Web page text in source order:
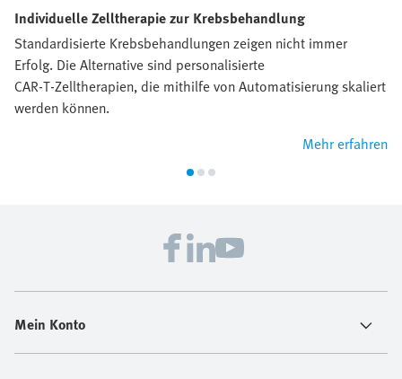
Individuelle Zelltherapie zur Krebsbehandlung
Standardisierte Krebsbehandlungen zeigen nicht immer
Erfolg. Die Alternative sind personalisierte
CAR‑T‑Zelltherapien, die mithilfe von Automatisierung skaliert
werden können.
Mehr erfahren
Mein Konto